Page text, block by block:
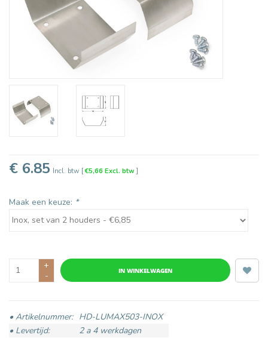
€ 6.85 Incl. btw [€5,66 Excl. btw]
Maak een keuze: *
+
-
IN WINKELWAGEN
• Artikelnummer: HD-LUMAX503-INOX
• Levertijd:
2 a 4 werkdagen